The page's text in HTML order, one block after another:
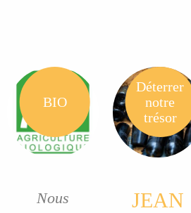
BIO
Nous
Déterrer
notre
trésor
JEAN